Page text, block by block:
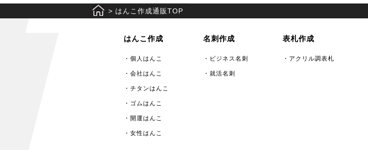
> はんこ作成通販TOP
はんこ作成
・個人はんこ
・会社はんこ
・チタンはんこ
・ゴムはんこ
・開運はんこ
・女性はんこ
名刺作成
・ビジネス名刺
・就活名刺
表札作成
・アクリル調表札